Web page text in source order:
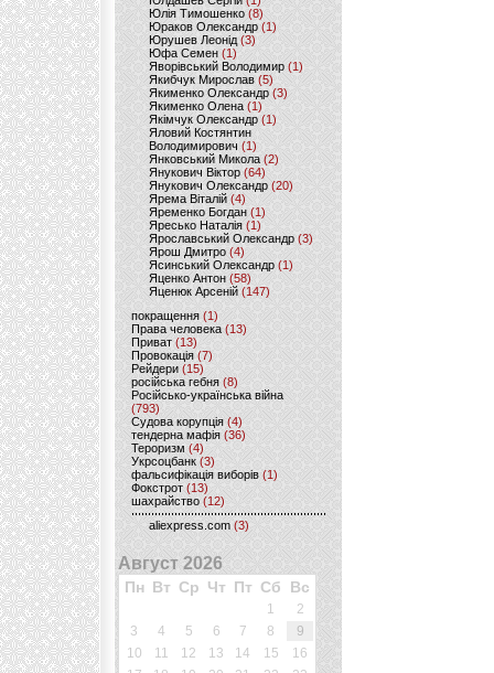
Юлія Тимошенко (8)
Юраков Олександр (1)
Юрушев Леонід (3)
Юфа Семен (1)
Яворівський Володимир (1)
Якибчук Мирослав (5)
Якименко Олександр (3)
Якименко Олена(1)
Якімчук Олександр (1)
Яловий Костянтин
Володимирович (1)
Янковський Микола(2)
Янукович Віктор (64)
Янукович Олександр(20)
Ярема Віталій(4)
Яременко Богдан(1)
Яресько Наталія(1)
Ярославський Олександр (3)
Ярош Дмитро (4)
Ясинський Олександр (1)
Яценко Антон(58)
Яценюк Арсеній (147)
покращення (1)
Права человека(13)
Приват (13)
Провокація (7)
Рейдери (15)
російська гебня (8)
Російсько-українська війна
(793)
Судова корупція (4)
тендерна мафія (36)
Тероризм (4)
Укрсоцбанк (3)
фальсифікація виборів (1)
Фокстрот(13)
шахрайство (12)
aliexpress.com (3)
Август 2026
Пн Вт Ср Чт Пт Сб Вс
1
2
3
4 5 6 7 8
9
10
11 12 13 14 15
16